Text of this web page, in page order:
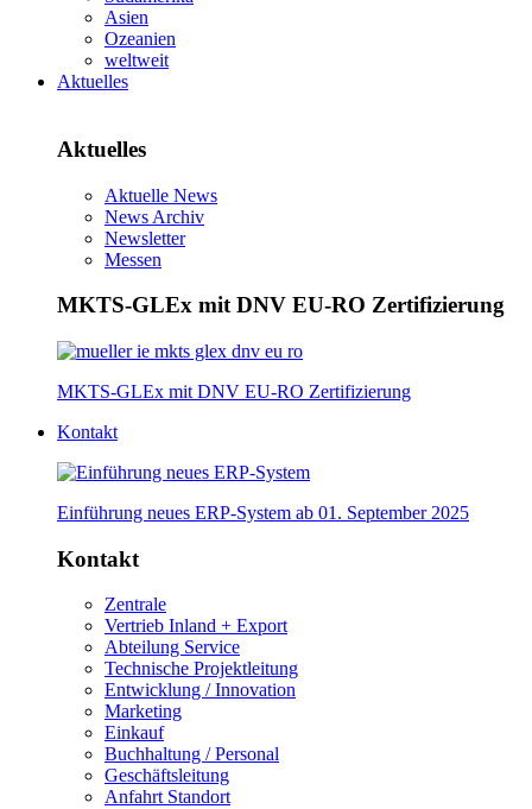
Asien
Ozeanien
weltweit
Aktuelles
Aktuelles
Aktuelle News
News Archiv
Newsletter
Messen
MKTS-GLEx mit DNV EU-RO Zertifizierung
MKTS-GLEx mit DNV EU-RO Zertifizierung
Kontakt
Einführung neues ERP-System ab 01. September 2025
Kontakt
Zentrale
Vertrieb Inland + Export
Abteilung Service
Technische Projektleitung
Entwicklung / Innovation
Marketing
Einkauf
Buchhaltung / Personal
Geschäftsleitung
Anfahrt Standort